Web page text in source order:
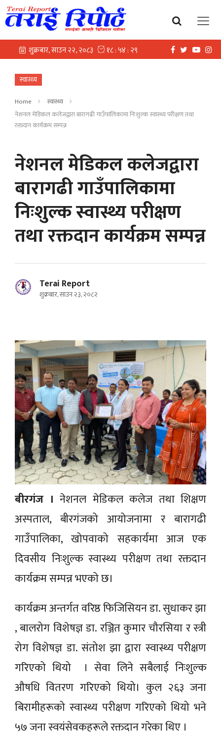
स्वास्थ्य
Home
स्वास्थ्य
नेशनल मेडिकल कलेजद्वारा बारागढी गाउँपालिकामा निःशुल्क स्वास्थ्य परीक्षण तथा
रक्तदान कार्यक्रम सम्पन्न
नेशनल मेडिकल कलेजद्वारा
बारागढी गाउँपालिकामा
निःशुल्क स्वास्थ्य परीक्षण
तथा रक्तदान कार्यक्रम सम्पन्न
Terai Report
शुक्रबार, साउन २३, २०८२
बीरगंज । नेशनल मेडिकल कलेज तथा शिक्षण
अस्पताल, बीरगंजको आयोजनामा र बारागढी
गाउँपालिका, खोपवाको सहकार्यमा आज एक
दिवसीय निःशुल्क स्वास्थ्य परीक्षण तथा रक्तदान
कार्यक्रम सम्पन्न भएको छ।
कार्यक्रम अन्तर्गत वरिष्ठ फिजिसियन डा. सुधाकर झा
, बालरोग विशेषज्ञ डा. रञ्जित कुमार चौरसिया र स्त्री
रोग विशेषज्ञ डा. संतोश झा द्वारा स्वास्थ्य परीक्षण
गरिएको थियो । सेवा लिने सबैलाई निःशुल्क
औषधि वितरण गरिएको थियो। कुल २६३ जना
बिरामीहरूको स्वास्थ्य परीक्षण गरिएको थियो भने
५७ जना स्वयंसेवकहरूले रक्तदान गरेका थिए ।